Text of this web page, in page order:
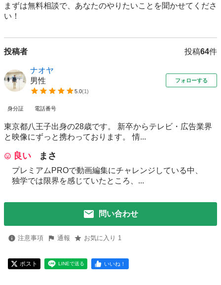
まずは無料相談で、あなたのやりたいことを聞かせてくださ
い！
投稿者 投稿64件
ナオヤ
男性
5.0(1)
フォローする
身分証 電話番号
東京都八王子出身の28歳です。 新卒からテレビ・広告業界
と映像にずっと携わっております。 情...
良い まさ
プレミアムPROで動画編集にチャレンジしている中、
独学では限界を感じていたところ、...
問い合わせ
注意事項 通報 お気に入り 1
ポスト LINEで送る いいね！